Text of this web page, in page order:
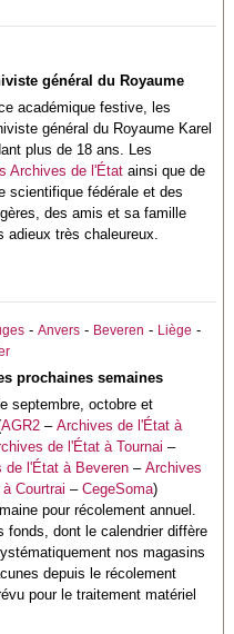
général du Royaume
académique festive, les
général du Royaume Karel
plus de 18 ans. Les
Archives de l'État ainsi que de
scientifique fédéraleet des
des amis et sa famille
très chaleureux.
-Anvers - Beveren - Liège -
prochaines semaines
septembre, octobre et
AGR2 –Archives de l'État à
de l'État à Tournai –
de l'État à Beveren –Archives
Courtrai –CegeSoma)
pour récolement annuel.
fonds, dont le calendrier diffère
nos magasins
depuis le récolement
pour le traitement matériel